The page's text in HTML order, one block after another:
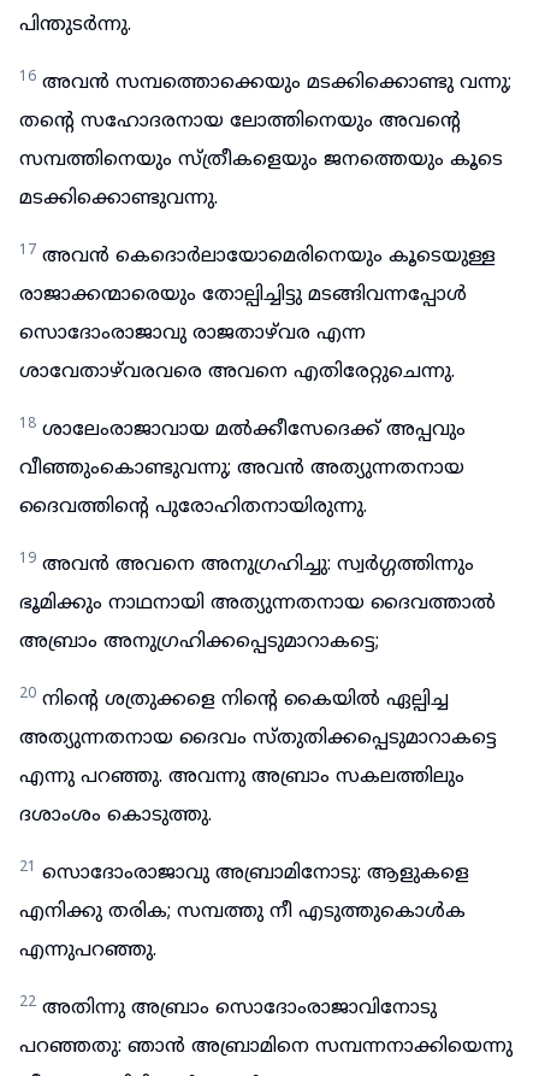
പിന്തുടർന്നു.
16 അവൻ സമ്പത്തൊക്കെയും മടക്കിക്കൊണ്ടു വന്നു;
തന്റെ സഹോദരനായ ലോത്തിനെയും അവന്റെ
സമ്പത്തിനെയും സ്ത്രീകളെയും ജനത്തെയും കൂടെ
മടക്കിക്കൊണ്ടുവന്നു.
17 അവൻ കെദൊർലായോമെരിനെയും കൂടെയുള്ള
രാജാക്കന്മാരെയും തോല്പിച്ചിട്ടു മടങ്ങിവന്നപ്പോൾ
സൊദോംരാജാവു രാജതാഴ്‌വര എന്ന
ശാവേതാഴ്‌വരവരെ അവനെ എതിരേറ്റുചെന്നു.
18 ശാലേംരാജാവായ മൽക്കീസേദെക്ക് അപ്പവും
വീഞ്ഞുംകൊണ്ടുവന്നു; അവൻ അത്യുന്നതനായ
ദൈവത്തിന്റെ പുരോഹിതനായിരുന്നു.
19 അവൻ അവനെ അനുഗ്രഹിച്ചു: സ്വർഗ്ഗത്തിന്നും
ഭൂമിക്കും നാഥനായി അത്യുന്നതനായ ദൈവത്താൽ
അബ്രാം അനുഗ്രഹിക്കപ്പെടുമാറാകട്ടെ;
20 നിന്റെ ശത്രുക്കളെ നിന്റെ കൈയിൽ ഏല്പിച്ച
അത്യുന്നതനായ ദൈവം സ്തുതിക്കപ്പെടുമാറാകട്ടെ
എന്നു പറഞ്ഞു. അവന്നു അബ്രാം സകലത്തിലും
ദശാംശം കൊടുത്തു.
21 സൊദോംരാജാവു അബ്രാമിനോടു: ആളുകളെ
എനിക്കു തരിക; സമ്പത്തു നീ എടുത്തുകൊൾക
എന്നുപറഞ്ഞു.
22 അതിന്നു അബ്രാം സൊദോംരാജാവിനോടു
പറഞ്ഞതു: ഞാൻ അബ്രാമിനെ സമ്പന്നനാക്കിയെന്നു